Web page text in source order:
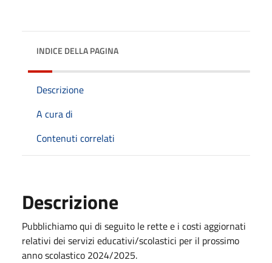
INDICE DELLA PAGINA
Descrizione
A cura di
Contenuti correlati
Descrizione
Pubblichiamo qui di seguito le rette e i costi aggiornati
relativi dei servizi educativi/scolastici per il prossimo
anno scolastico 2024/2025.